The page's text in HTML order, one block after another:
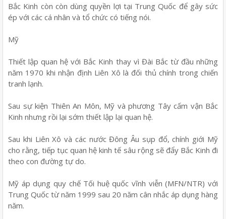
Bắc Kinh còn còn dùng quyền lợi tại Trung Quốc để gây sức
ép với các cá nhân và tổ chức có tiếng nói.
Mỹ
Thiết lập quan hệ với Bắc Kinh thay vì Đài Bắc từ đầu những
năm 1970 khi nhận định Liên Xô là đối thủ chính trong chiến
tranh lạnh.
Sau sự kiện Thiên An Môn, Mỹ và phương Tây cấm vận Bắc
Kinh nhưng rồi lại sớm thiết lập lại quan hệ.
Sau khi Liên Xô và các nước Đông Âu sụp đổ, chính giới Mỹ
cho rằng, tiếp tục quan hệ kinh tế sâu rộng sẽ đẩy Bắc Kinh đi
theo con đường tự do.
Mỹ áp dụng quy chế Tối huệ quốc vĩnh viễn (MFN/NTR) với
Trung Quốc từ năm 1999 sau 20 năm cân nhắc áp dụng hàng
năm.